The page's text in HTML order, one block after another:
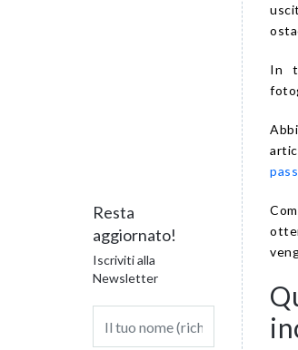
Resta
aggiornato!
Iscriviti alla
Newsletter
In